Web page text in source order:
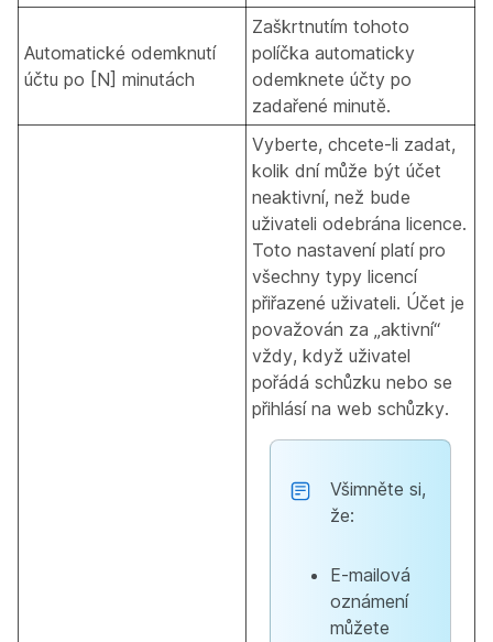
Automatické odemknutí
účtu po [N] minutách
Zaškrtnutím tohoto
políčka automaticky
odemknete účty po
zadařené minutě.
Vyberte, chcete-li zadat,
kolik dní může být účet
neaktivní, než bude
uživateli odebrána licence.
Toto nastavení platí pro
všechny typy licencí
přiřazené uživateli. Účet je
považován za „aktivní“
vždy, když uživatel
pořádá schůzku nebo se
přihlásí na web schůzky.
Všimněte si,
že:
E-mailová
oznámení
můžete